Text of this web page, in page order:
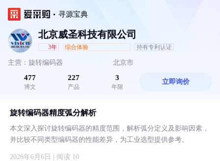
寻源宝典
北京威圣科技有限公司
3年 综合体验 持有专利认证
北京市
主营：旋转编码器
477
博文
227
产品
3
年限
立即询价
旋转编码器精度弧分解析
本文深入探讨旋转编码器的精度范围，解析弧分定义及影响因素，
并比较不同类型编码器的性能差异，为工业选型提供参考。
2026年6月6日 | 阅读 10